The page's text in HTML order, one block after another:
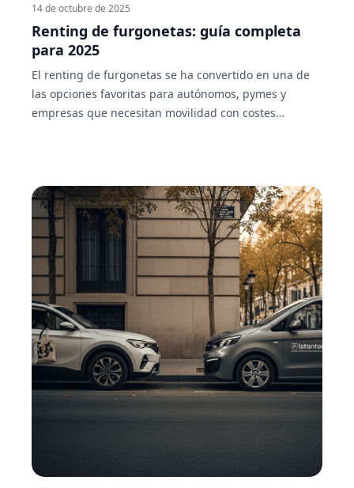
14 de octubre de 2025
Renting de furgonetas: guía completa
para 2025
El renting de furgonetas se ha convertido en una de
las opciones favoritas para autónomos, pymes y
empresas que necesitan movilidad con costes
impacto tiene en fiscalidad, ZBE y etiquetas DGT, y qué
mirar antes de firmar, esta guía es para ti. Está
pensada con intención informacional: explicar, aclarar
y ayudarte a decidir.